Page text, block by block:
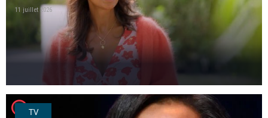
11 juillet 2026
player2TV